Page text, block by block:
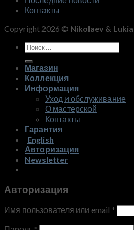
Контакты
Copyright 2026 © Nikolaev &
Искать:
Магазин
Коллекция
Информация
Уход и обслуживание
О мастерской
Контакты
Гарантия
English
Авторизация
Newsletter
Авторизация
Имя пользователя или email *